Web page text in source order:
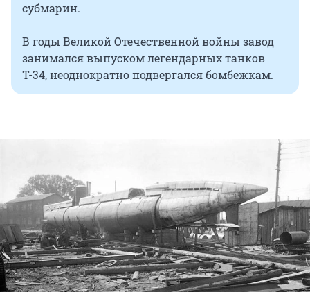
субмарин.
В годы Великой Отечественной войны завод
занимался выпуском легендарных танков
Т-34, неоднократно подвергался бомбежкам.